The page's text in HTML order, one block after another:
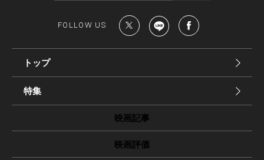
FOLLOW US
トップ
特集
映画記事
映画評価